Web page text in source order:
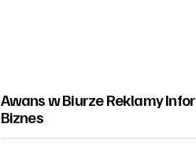
Awans w Biurze Reklamy Infor
Biznes